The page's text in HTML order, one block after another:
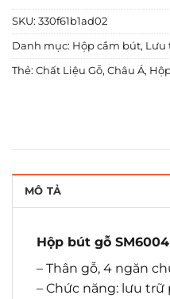
SKU: 330f61b1ad02
Danh mục: Hộp cắm bút, Lưu
Thẻ: Chất Liệu Gỗ, Châu Á,
MÔ TẢ
Hộp bút gỗ SM6004
– Thân gỗ, 4 ngăn
– Chức năng: lưu